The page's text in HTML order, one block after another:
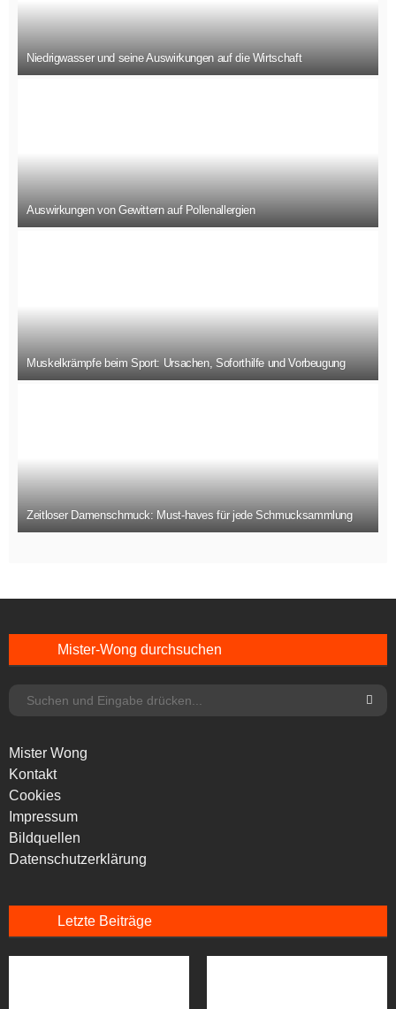
Niedrigwasser und seine Auswirkungen auf die Wirtschaft
Auswirkungen von Gewittern auf Pollenallergien
Muskelkrämpfe beim Sport: Ursachen, Soforthilfe und Vorbeugung
Zeitloser Damenschmuck: Must-haves für jede Schmucksammlung
Mister-Wong durchsuchen
Mister Wong
Kontakt
Cookies
Impressum
Bildquellen
Datenschutzerklärung
Letzte Beiträge